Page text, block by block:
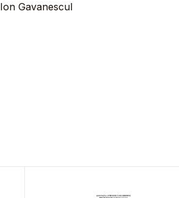
Ion Gavanescul